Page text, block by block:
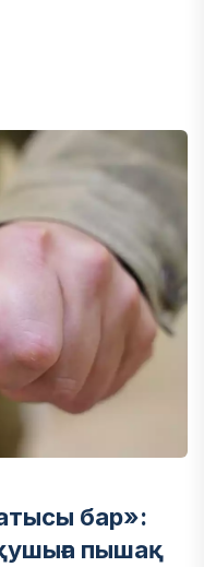
бар»:
пышақ